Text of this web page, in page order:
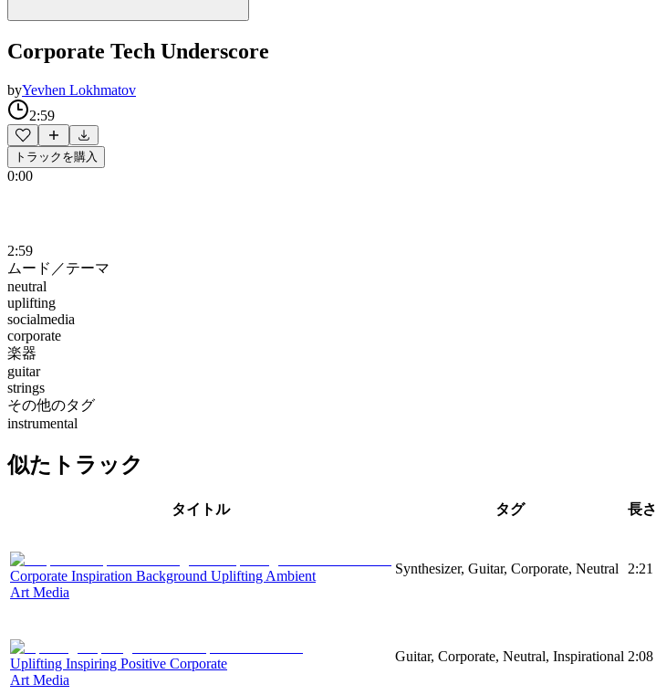
Corporate Tech Underscore
byYevhen Lokhmatov
2:59
トラックを購入
0:00
2:59
ムード／テーマ
neutral
uplifting
socialmedia
corporate
楽器
guitar
strings
その他のタグ
instrumental
似たトラック
タイトル タグ 長さ
Corporate Inspiration Background Uplifting Ambient
Art Media
Synthesizer, Guitar, Corporate, Neutral 2:21
Uplifting Inspiring Positive Corporate
Art Media
Guitar, Corporate, Neutral, Inspirational 2:08